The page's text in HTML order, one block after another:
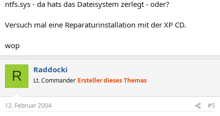
ntfs.sys - da hats das Dateisystem zerlegt - oder?
Versuch mal eine Reparaturinstallation mit der XP CD.
wop
R Raddocki
Lt. Commander Ersteller dieses Themas
12. Februar 2004 #5